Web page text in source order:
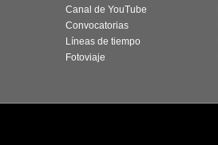
Canal de YouTube
Convocatorias
Líneas de tiempo
Fotoviaje